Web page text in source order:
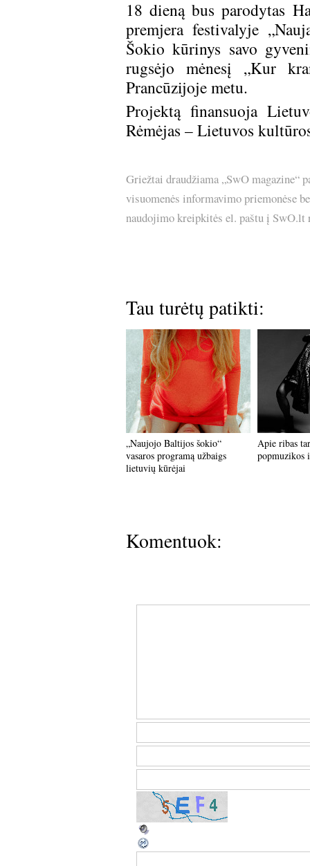
18 dieną bus parodytas
premjera festivalyje
Šokio kūrinys savo
rugsėjo mėnesį „Kur
Prancūzijoje metu.
Projektą finansuoja
Rėmėjas – Lietuvos
Griežtai draudžiama „SwO magazine“
visuomenės informavimo priemonėse
naudojimo kreipkitės el. paštu į
Tau turėtų patikti:
„Naujojo Baltijos šokio“
vasaros programą užbaigs
lietuvių kūrėjai
Apie ribas
popmuzikos
Komentuok: